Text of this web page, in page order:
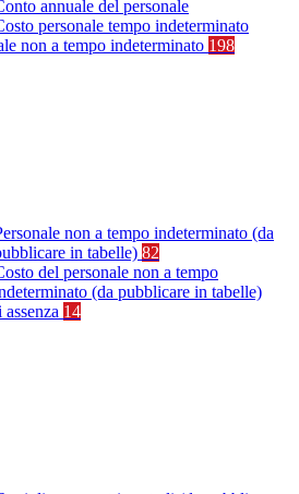
annuale del personale
personale tempo indeterminato
non a tempo indeterminato 198
non a tempo indeterminato (da
in tabelle) 82
del personale non a tempo
(da pubblicare in tabelle)
14